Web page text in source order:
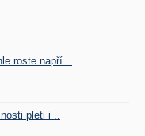
roste napří ..
pleti i ..